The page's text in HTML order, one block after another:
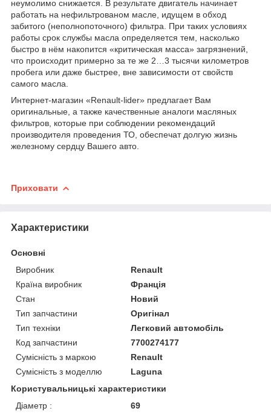
неумолимо снижается. В результате двигатель начинает
работать на нефильтрованом масле, идущем в обход
забитого (неполнопоточного) фильтра. При таких условиях
работы срок службы масла определяется тем, насколько
быстро в нём накопится «критическая масса» загрязнений,
что происходит примерно за те же 2…3 тысячи километров
пробега или даже быстрее, вне зависимости от свойств
самого масла.
Интернет-магазин «Renault-lider» предлагает Вам
оригинальные, а также качественные аналоги масляных
фильтров, которые при соблюдении рекомендаций
производителя проведения ТО, обеспечат долгую жизнь
железному сердцу Вашего авто.
Приховати
Характеристики
Основні
Виробник
Renault
Країна виробник
Франція
Стан
Новий
Тип запчастини
Оригінал
Тип техніки
Легковий автомобіль
Код запчастини
7700274177
Сумісність з маркою
Renault
Сумісність з моделлю
Laguna
Користувальницькі характеристики
Діаметр :
69